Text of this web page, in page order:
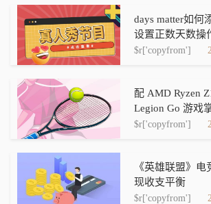
days matter如何
设置正数天数操
$r['copyfrom']
配 AMD Ryzen
Legion Go 游戏
$r['copyfrom']
《英雄联盟》
现收支平衡
$r['copyfrom']